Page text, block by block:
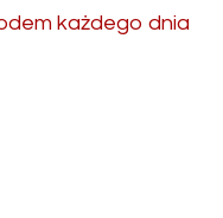
każdego dnia